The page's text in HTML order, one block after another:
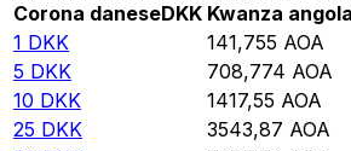
Corona daneseDKK Kwanza
1 DKK 141,755 AOA
5 DKK 708,774 AOA
10 DKK 1417,55 AOA
25 DKK 3543,87 AOA